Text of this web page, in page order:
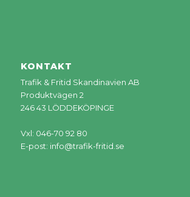
KONTAKT
Trafik & Fritid Skandinavien AB
Produktvägen 2
246 43 LÖDDEKÖPINGE
Vxl: 046-70 92 80
E-post: info@trafik-fritid.se